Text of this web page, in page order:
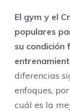
El gym y el
populares
su condición
diferencias
enfoques,
cuál es la